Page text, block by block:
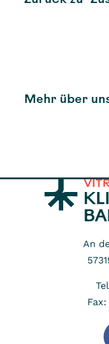
Mehr über
An